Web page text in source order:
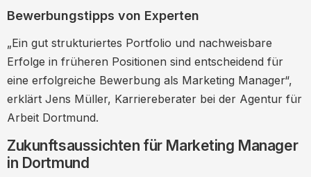
Bewerbungstipps von Experten
„Ein gut strukturiertes Portfolio und nachweisbare
Erfolge in früheren Positionen sind entscheidend für
eine erfolgreiche Bewerbung als Marketing Manager“,
erklärt Jens Müller, Karriereberater bei der Agentur für
Arbeit Dortmund.
Zukunftsaussichten für Marketing Manager
in Dortmund